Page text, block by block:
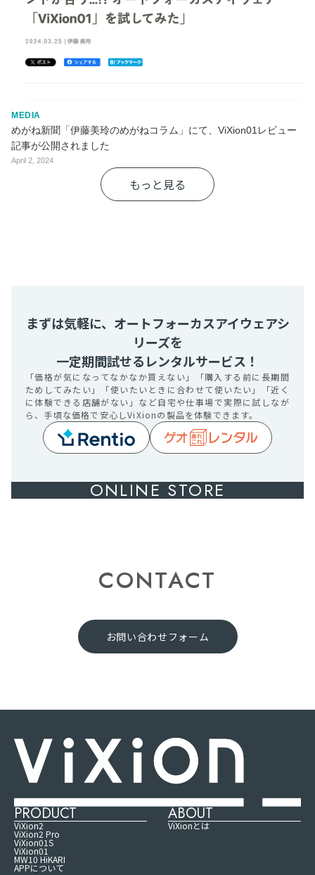
MEDIA
めがね新聞「伊藤美玲のめがねコラム」にて、ViXion01レビュー
記事が公開されました
April 2, 2024
もっと見る
まずは気軽に、オートフォーカスアイウェアシ
リーズを
一定期間試せるレンタルサービス！
「価格が気になってなかなか買えない」「購入する前に長期間
ためしてみたい」「使いたいときに合わせて使いたい」「近く
に体験できる店舗がない」など自宅や仕事場で実際に試しなが
ら、手頃な価格で安心しViXionの製品を体験できます。
ONLINE STORE
CONTACT
お問い合わせフォーム
PRODUCT
ViXion2
ViXion2 Pro
ViXion01S
ViXion01
MW10 HiKARI
APPについて
ABOUT
ViXionとは